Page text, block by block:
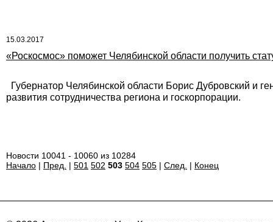
15.03.2017
«Роскосмос» поможет Челябинской области получить
Губернатор Челябинской области Борис Дубровский и
развития сотрудничества региона и госкорпорации.
Новости 10041 - 10060 из 10284
Начало | Пред. | 501 502 503 504 505 | След. | Конец